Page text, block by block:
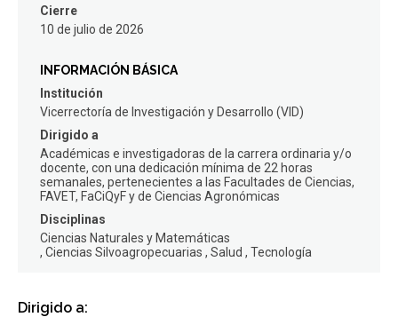
Estudiantes
Académicos
Cierre
10 de julio de 2026
INFORMACIÓN BÁSICA
Institución
Vicerrectoría de Investigación y Desarrollo (VID)
Dirigido a
Académicas e investigadoras de la carrera ordinaria y/o
docente, con una dedicación mínima de 22 horas
semanales, pertenecientes a las Facultades de Ciencias,
FAVET, FaCiQyF y de Ciencias Agronómicas
Disciplinas
Ciencias Naturales y Matemáticas
Ciencias Silvoagropecuarias
Salud Tecnología
Dirigido a: